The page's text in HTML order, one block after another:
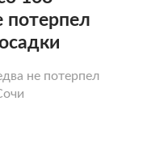
потерпел
не потерпел